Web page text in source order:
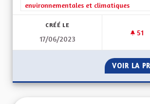
environnementales et climatiques
CRÉÉ LE
17/06/2023
51
VOIR LA